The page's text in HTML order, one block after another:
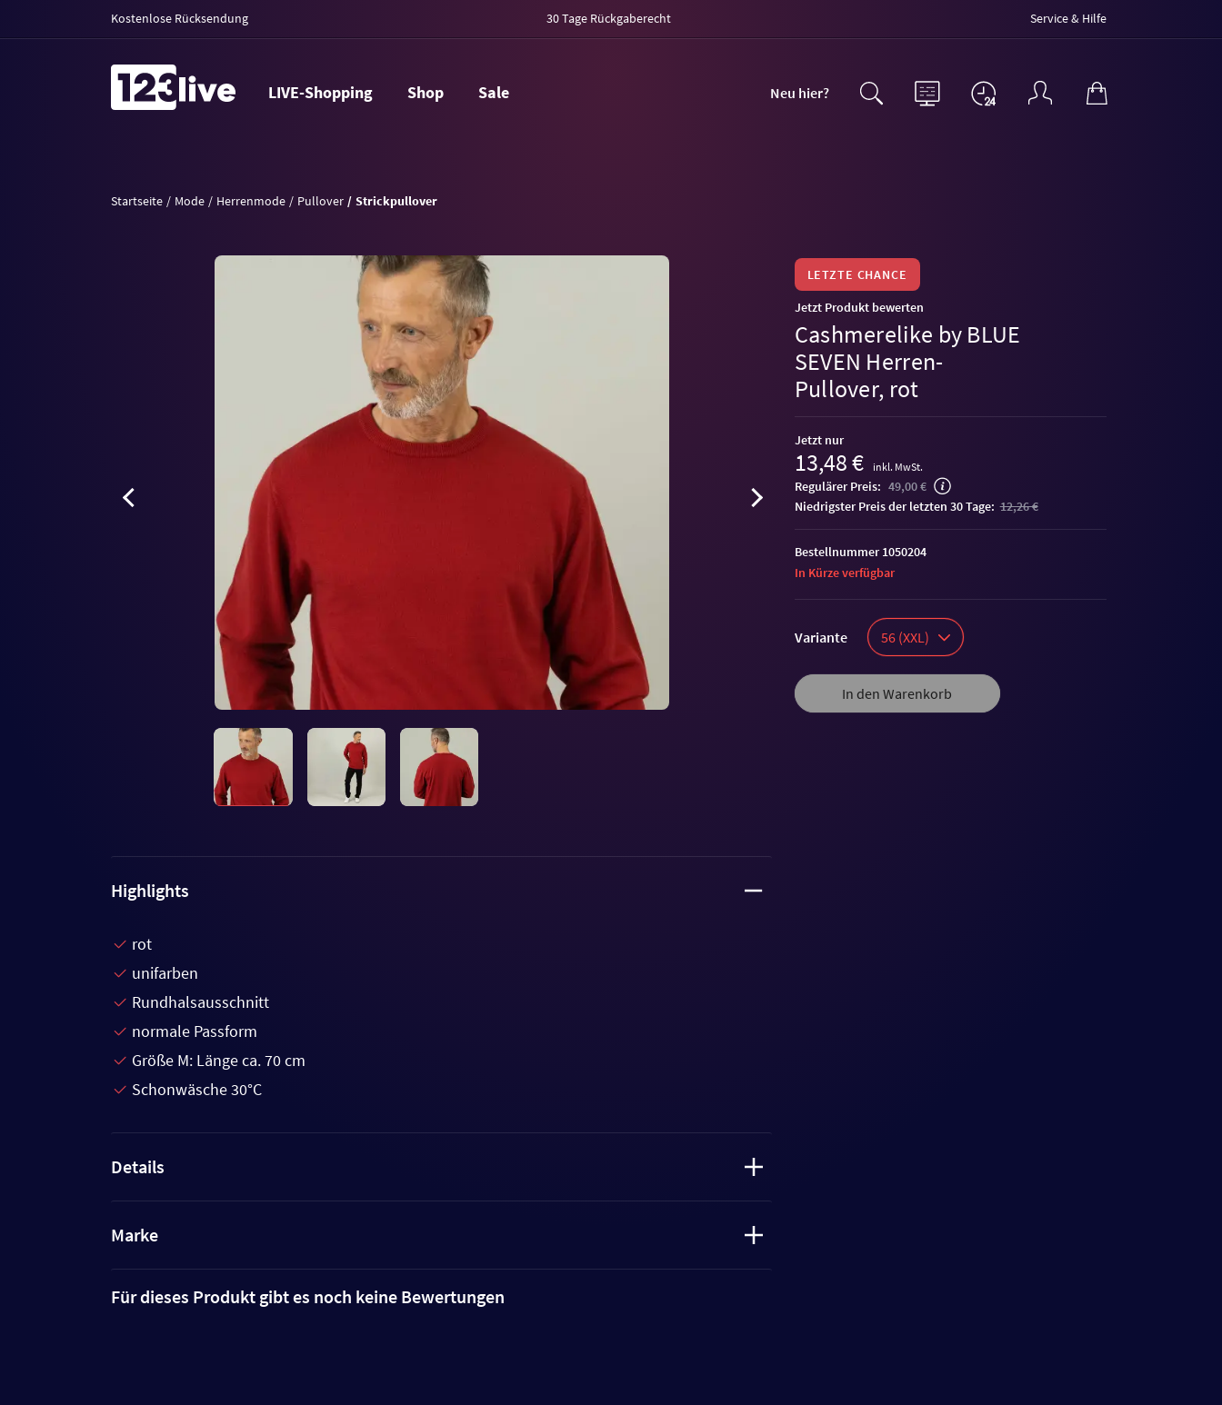
Kostenlose Rücksendung 30 Tage Rückgaberecht Service & Hilfe
LIVE-Shopping Shop Sale Neu hier?
Startseite Mode Herrenmode Pullover Strickpullover
LETZTE CHANCE
Jetzt Produkt bewerten
Cashmerelike by BLUE
SEVEN Herren-
Pullover, rot
Jetzt nur
13,48 € inkl. MwSt.
Regulärer Preis: 49,00 €
niedrigster Preis der letzten 30 Tage: 12,26 €
Variante 56 (XXL)
In den Warenkorb
Bestellnummer 1050204
In Kürze verfügbar
Highlights
rot
unifarben
Rundhalsausschnitt
normale Passform
Größe M: Länge ca. 70 cm
Schonwäsche 30°C
Details
Marke
Für dieses Produkt gibt es noch keine Bewertungen